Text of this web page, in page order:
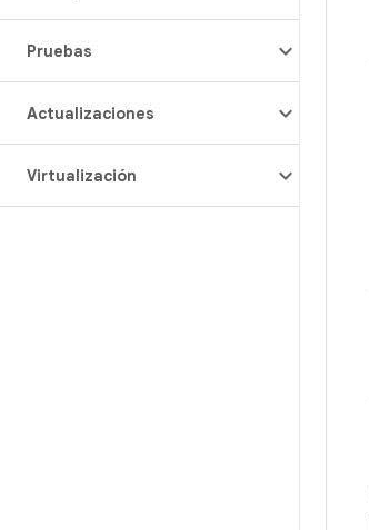
Pruebas
Actualizaciones
Virtualización